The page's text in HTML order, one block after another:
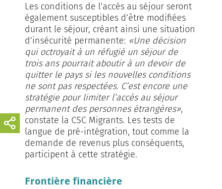
Les conditions de l’accès au séjour seront
également susceptibl­es d’être modifiées
durant le séjour, créant ainsi une situation
d’insécurité permanente: «Une décision
qui octroyait à un réfugié un séjour de
trois ans pourrait aboutir à un devoir de
quitter le pays si les nouvelles conditions
ne sont pas respectées. C’est en­­co­re une
stratégie pour limiter l’accès au séjour
permanent des personnes étrangères»,
constate la CSC Migrants. Les tests de
langue de pré-intégration, tout com­me la
demande de revenus plus con­séquents,
participent à cet­te stratégie.
Frontière financière